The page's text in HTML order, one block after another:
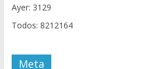
Ayer: 3129
Todos: 8212164
Meta